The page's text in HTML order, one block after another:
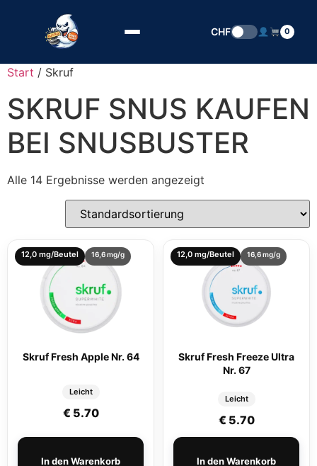
CHF 0
Start / Skruf
SKRUF SNUS KAUFEN
BEI SNUSBUSTER
Alle 14 Ergebnisse werden angezeigt
12,0 mg/Beutel 16,6 mg/g
Skruf Fresh Apple Nr. 64
Leicht
€ 5.70
In den Warenkorb
12,0 mg/Beutel 16,6 mg/g
Skruf Fresh Freeze Ultra
Nr. 67
Leicht
€ 5.70
In den Warenkorb